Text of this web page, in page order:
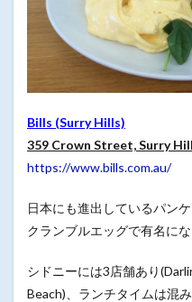
Bills (Surry Hills)
359 Crown Street, Surry
https://www.bills.com.au/
日本にも進出しているパン
クランブルエッグで有名にな
シドニーには3店舗あり
Beach)、ランチタイムは混